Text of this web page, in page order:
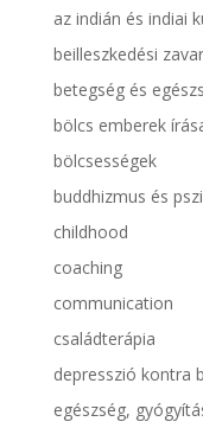
az indián és indiai
beilleszkedési
betegség és
bölcs emberek
bölcsességek
buddhizmus és
childhood
coaching
communication
családterápia
depresszió kontra
egészség,